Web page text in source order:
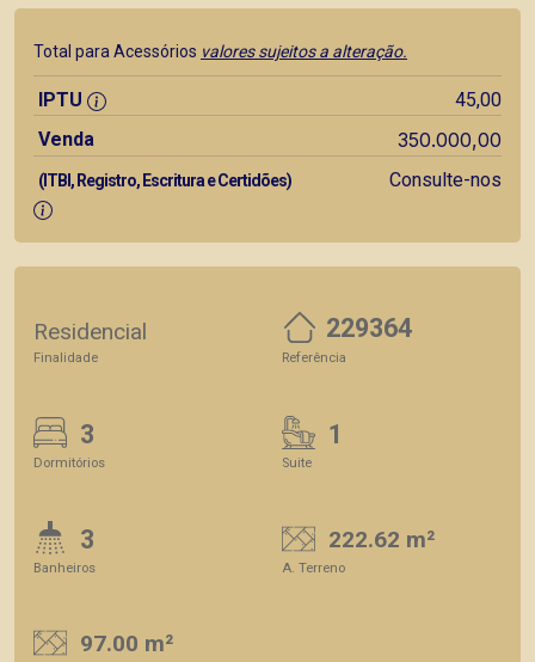
Total para Acessórios valores sujeitos a alteração.
IPTU
45,00
Venda
350.000,00
(ITBI, Registro, Escritura e Certidões) Consulte-nos
Residencial
Finalidade
229364
Referência
3
Dormitórios
1
Suite
3
Banheiros
222.62 m²
A. Terreno
97.00 m²